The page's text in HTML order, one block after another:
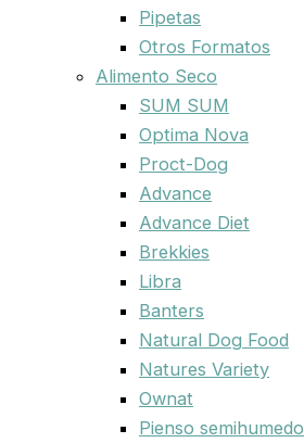
Pipetas
Otros Formatos
Alimento Seco
SUM SUM
Optima Nova
Proct-Dog
Advance
Advance Diet
Brekkies
Libra
Banters
Natural Dog Food
Natures Variety
Ownat
Pienso semihumedo